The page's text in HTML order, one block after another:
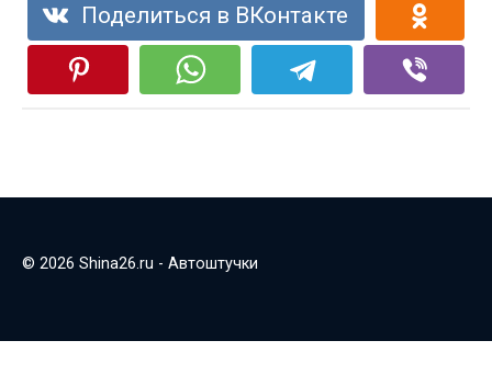
Поделиться в ВКонтакте
© 2026 Shina26.ru - Автоштучки